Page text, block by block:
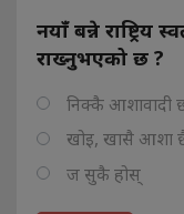
नयाँ बन्ने राष्ट्रिय
राख्नुभएको छ ?
निक्कै आशावादी
खोइ, खासै आशा
ज सुकै होस्